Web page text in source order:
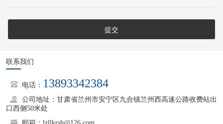
联系我们
电话： 13893342384
公司地址：甘肃省兰州市安宁区九合镇兰州西高速公路收费站出
口西侧50米处